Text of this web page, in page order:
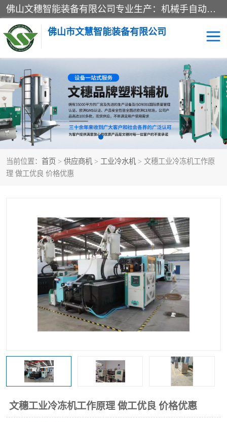
佛山文穗智能装备有限公司专业生产：机械手自动化系列；塑料粉碎机回收系列；塑料混色机系列；温度控制系列：模温机，冷水机；供料输送系列：中央供料系统，欧化/独立式吸料机，分体式吸料机；整机保修一年，易损件除外。
佛山市文慧智能装备有限公司
当前位置： 首页 > 供应商机 > 工业冷水机 > 文穗工业冷冻机工作原
理 做工优良 价格优惠
文穗工业冷冻机工作原理 做工优良 价格优惠
粉碎回收系列 干燥除湿系列
塑料破碎机 工业冷水机
三机一体除湿干燥机 塑料干燥机
塑料混色机 模温机